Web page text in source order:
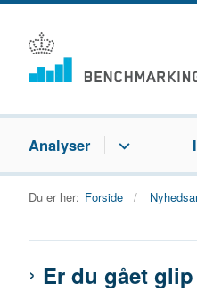
Analyser
Du er her: Forside
Er du gået